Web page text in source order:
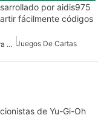
por aidis975
fácilmente códigos
Mejores Extensiones De Juego Para Chrome Juegos De Cartas
de Yu-Gi-Oh